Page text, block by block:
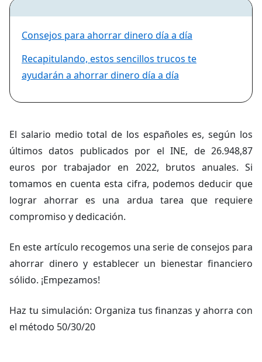
Consejos para ahorrar dinero día a día
Recapitulando, estos sencillos trucos te
ayudarán a ahorrar dinero día a día
El salario medio total de los españoles es, según los
últimos datos publicados por el INE, de 26.948,87
euros por trabajador en 2022, brutos anuales. Si
tomamos en cuenta esta cifra, podemos deducir que
lograr ahorrar es una ardua tarea que requiere
compromiso y dedicación.
En este artículo recogemos una serie de consejos para
ahorrar dinero y establecer un bienestar financiero
sólido. ¡Empezamos!
Haz tu simulación: Organiza tus finanzas y ahorra con
el método 50/30/20